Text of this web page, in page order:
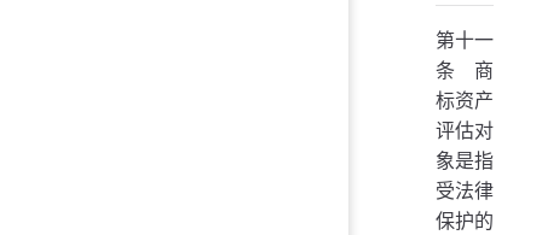
第十一
条 商
标资产
评估对
象是指
受法律
保护的